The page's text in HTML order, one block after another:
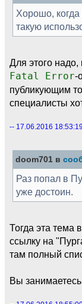
Хорошо, когда
такую
Для этого надо,
Fatal Error-
публикующим
специалисты
-- 17.06.2016
doom701 в
Раз попал в
уже достоин.
Тогда эта тема
ссылку на
там полный
Вы